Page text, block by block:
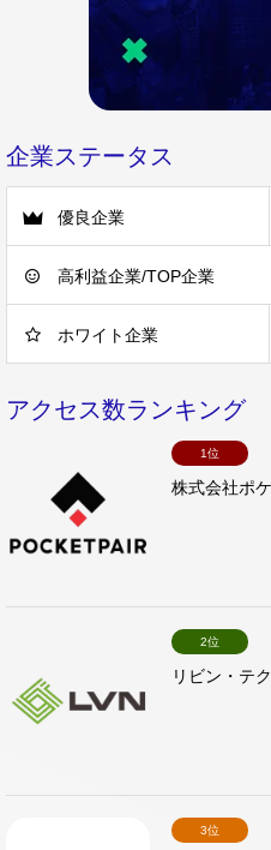
企業ステータス
優良企業
高利益企業/TOP企業
ホワイト企業
アクセス数ランキング
1位
株式会社ポ
2位
リビン・テ
3位